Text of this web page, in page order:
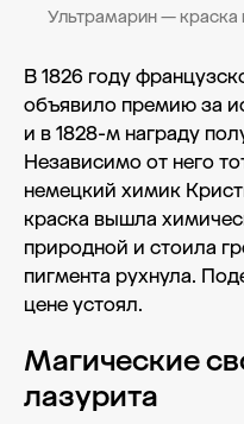
Ультрамарин — краска
В 1826 году
объявило премию за
и в 1828-м награду
Независимо от него
немецкий химик
краска вышла
природной и стоила
пигмента рухнула.
цене устоял.
Магические
лазурита